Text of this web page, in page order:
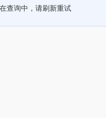
查询中，请刷新重试